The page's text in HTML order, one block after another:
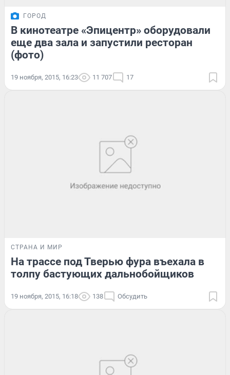
ГОРОД
В кинотеатре «Эпицентр» оборудовали
еще два зала и запустили ресторан
(фото)
19 ноября, 2015, 16:23 11 707 17
СТРАНА И МИР
На трассе под Тверью фура въехала в
толпу бастующих дальнобойщиков
19 ноября, 2015, 16:18 138 Обсудить